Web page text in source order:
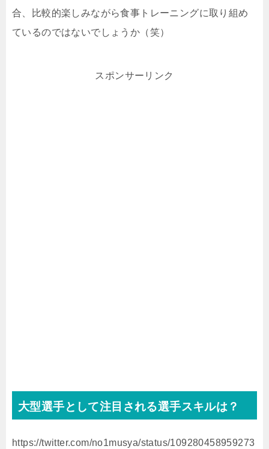
合、比較的楽しみながら食事トレーニングに取り組め
ているのではないでしょうか（笑）
スポンサーリンク
大型選手として注目される選手スキルは？
https://twitter.com/no1musya/status/109280458959273